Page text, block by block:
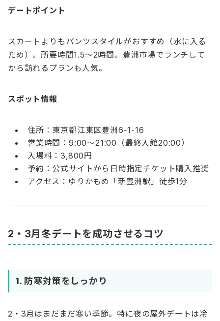
デートポイント
スカートよりもパンツスタイルがおすすめ（水に入る
ため）。所要時間1.5〜2時間。豊洲市場でランチして
から訪れるプランも人気。
スポット情報
住所：東京都江東区豊洲6-1-16
営業時間：9:00〜21:00（最終入館20:00）
入場料：3,800円
予約：公式サイトから日時指定チケット購入推奨
アクセス：ゆりかもめ「新豊洲駅」徒歩1分
2・3月冬デートを成功させるコツ
1. 防寒対策をしっかり
2・3月はまだまだ寒い季節。特に夜の屋外デートは冷